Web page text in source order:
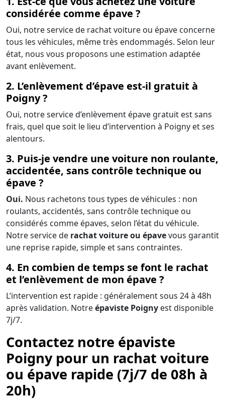
considérée comme épave ?
Oui, notre service de rachat voiture ou épave concerne
tous les véhicules, même très endommagés. Selon leur
état, nous vous proposons une estimation adaptée
avant enlèvement.
2. L’enlèvement d’épave est-il gratuit à
Poigny ?
Oui, notre service d’enlèvement épave gratuit est sans
frais, quel que soit le lieu d’intervention à Poigny et ses
alentours.
3. Puis-je vendre une voiture non roulante,
accidentée, sans contrôle technique ou
épave ?
Oui. Nous rachetons tous types de véhicules : non
roulants, accidentés, sans contrôle technique ou
considérés comme épaves, selon l’état du véhicule.
Notre service de rachat voiture ou épavevous garantit
une reprise rapide, simple et sans contraintes.
4. En combien de temps se font le rachat
et l’enlèvement de mon épave ?
L’intervention est rapide : généralement sous 24 à 48h
après validation. Notreépaviste Poigny est disponible
7j/7.
Contactez notre épaviste
Poigny pour un rachat voiture
ou épave rapide (7j/7 de 08h à
20h)